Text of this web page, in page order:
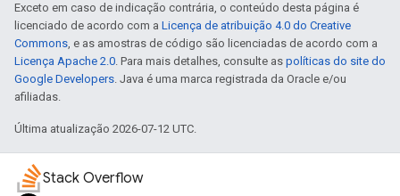
Exceto em caso de indicação contrária, o conteúdo desta página é
licenciado de acordo com a Licença de atribuição 4.0 do Creative
Commons, e as amostras de código são licenciadas de acordo com a
Licença Apache 2.0. Para mais detalhes, consulte as políticas do site do
Google Developers. Java é uma marca registrada da Oracle e/ou
afiliadas.
Última atualização 2026-07-12 UTC.
Stack Overflow